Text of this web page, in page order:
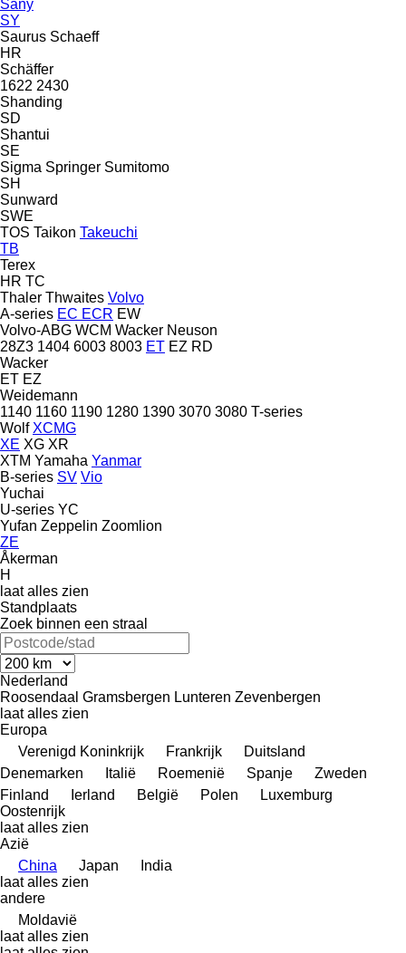
Sany
SY
Saurus Schaeff
HR
Schäffer
1622 2430
Shanding
SD
Shantui
SE
Sigma Springer Sumitomo
SH
Sunward
SWE
TOS Taikon Takeuchi
TB
Terex
HR TC
Thaler Thwaites Volvo
A-series EC ECR EW
Volvo-ABG WCM Wacker Neuson
28Z3 1404 6003 8003 ET EZ RD
Wacker
ET EZ
Weidemann
1140 1160 1190 1280 1390 3070 3080 T-series
Wolf XCMG
XE XG XR
XTM Yamaha Yanmar
B-series SV Vio
Yuchai
U-series YC
Yufan Zeppelin Zoomlion
ZE
Åkerman
H
laat alles zien
Standplaats
Zoek binnen een straal
Nederland
Roosendaal Gramsbergen Lunteren Zevenbergen
laat alles zien
Europa
Verenigd Koninkrijk
Frankrijk
Duitsland
Denemarken
Italië Roemenië Spanje
Zweden
Finland
Ierland België Polen
Luxemburg
Oostenrijk
laat alles zien
Azië
China
Japan
India
laat alles zien
andere
Moldavië
laat alles zien